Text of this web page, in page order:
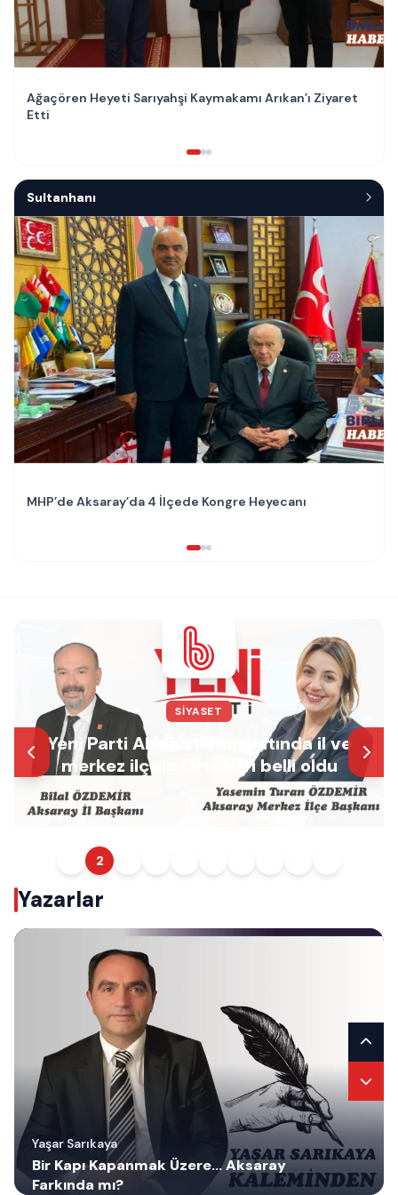
Ağaçören Heyeti Sarıyahşi Kaymakamı Arıkan’ı Ziyaret
Etti
Sultanhanı
MHP’de Aksaray’da 4 İlçede Kongre Heyecanı
SIYASET
Yeni Parti Aksaray teşkilatında il ve
merkez ilçe başkanları belli oldu
2
Yazarlar
Yaşar Sarıkaya
Bir Kapı Kapanmak Üzere… Aksaray
Farkında mı?
Yaşar Sarıkaya
Vali Olmak Yetmiyor…